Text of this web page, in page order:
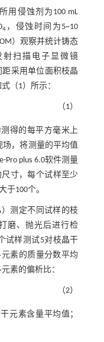
用侵蚀剂为100 mL
4，侵蚀时间为5~10
）观察并统计铸态
射扫描电子显微镜
距采用单位面积枝晶
式（1） 所示：
（1）
测得的每平方毫米上
场，将测量的平均值
plus 6.0软件测量
尺寸，每个试样至少
于100个。
）测定不同试样的枝
磨、抛光后进行检
试样测试5对枝晶干
素的质量分数平均
素的偏析比：
（2）
元素含量平均值；